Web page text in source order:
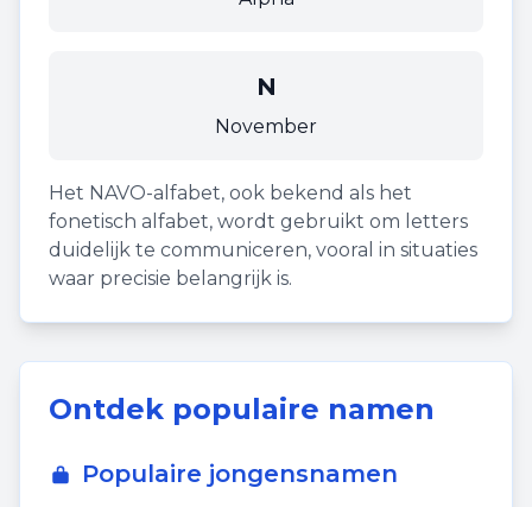
N
November
Het NAVO-alfabet, ook bekend als het
fonetisch alfabet, wordt gebruikt om letters
duidelijk te communiceren, vooral in situaties
waar precisie belangrijk is.
Ontdek populaire namen
Populaire jongensnamen